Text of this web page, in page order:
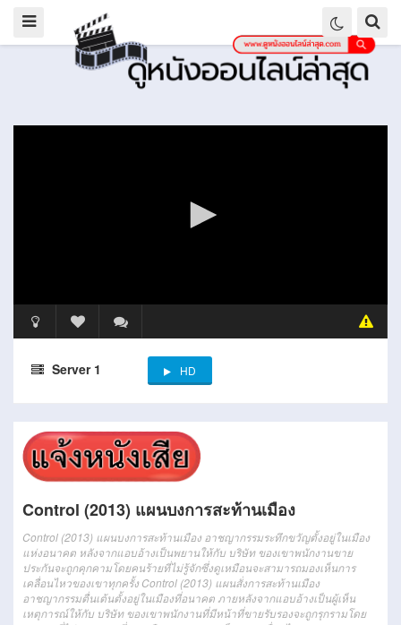
Server 1 HD
Control (2013) แผนบงการสะท้านเมือง
Control (2013) แผนบงการสะท้านเมือง อาชญากรรมระทึกขวัญตั้งอยู่ในเมือง
แห่งอนาคต หลังจากแอบอ้างเป็นพยานให้กับ บริษัท ของเขาพนักงานขาย
ประกันจะถูกคุกคามโดยคนร้ายที่ไม่รู้จักซึ่งดูเหมือนจะสามารถมองเห็นการ
เคลื่อนไหวของเขาทุกครั้ง Control (2013) แผนสั่งการสะท้านเมือง
อาชญากรรมตื่นเต้นตั้งอยู่ในเมืองที่อนาคต ภายหลังจากแอบอ้างเป็นผู้เห็น
เหตุการณ์ให้กับ บริษัท ของเขาพนักงานที่มีหน้าที่ขายรับรองจะถูกรุกรามโดย